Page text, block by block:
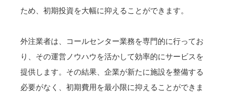
ため、初期投資を大幅に抑えることができます。
外注業者は、コールセンター業務を専門的に行ってお
り、その運営ノウハウを活かして効率的にサービスを
提供します。その結果、企業が新たに施設を整備する
必要がなく、初期費用を最小限に抑えることができま